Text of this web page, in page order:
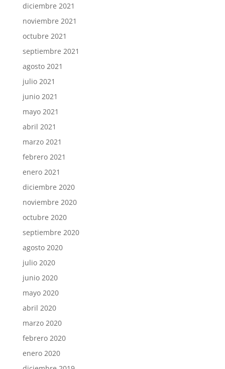
diciembre 2021
noviembre 2021
octubre 2021
septiembre 2021
agosto 2021
julio 2021
junio 2021
mayo 2021
abril 2021
marzo 2021
febrero 2021
enero 2021
diciembre 2020
noviembre 2020
octubre 2020
septiembre 2020
agosto 2020
julio 2020
junio 2020
mayo 2020
abril 2020
marzo 2020
febrero 2020
enero 2020